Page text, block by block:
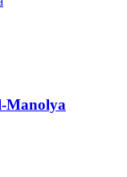
Manolya